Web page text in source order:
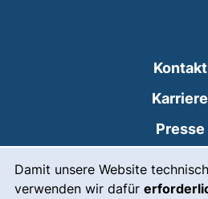
Damit unsere Website
verwenden wir dafür
Kontakt
Karriere
Presse
Leichte